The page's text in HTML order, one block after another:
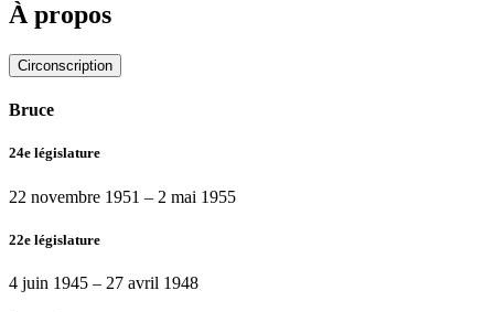
À propos
Circonscription
Bruce
24e législature
22 novembre 1951 – 2 mai 1955
22e législature
4 juin 1945 – 27 avril 1948